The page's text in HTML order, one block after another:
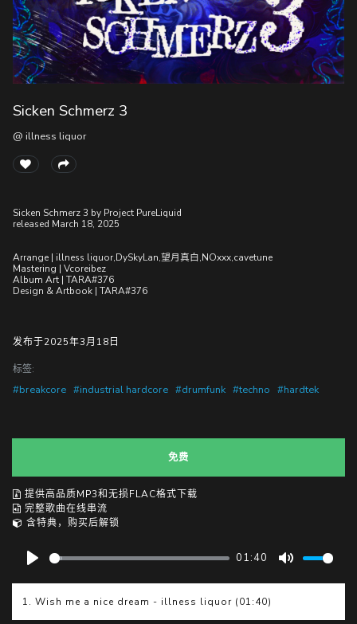
DEFLATE
随
听
听
Sicken Schmerz 3
@ illness liquor
Sicken Schmerz 3 by Project PureLiquid
released March 18, 2025
Arrange | illness liquor,DySkyLan,望月真白,NOxxx,cavetune
Mastering | Vcoreibez
Album Art | TARA#376
Design & Artbook | TARA#376
发布于2025年3月18日
标签:
#breakcore #industrial hardcore #drumfunk #techno #hardtek
免费
提供高品质MP3和无损FLAC格式下载
完整歌曲在线串流
含特典，购买后解锁
01:40
1. Wish me a nice dream - illness liquor (01:40)